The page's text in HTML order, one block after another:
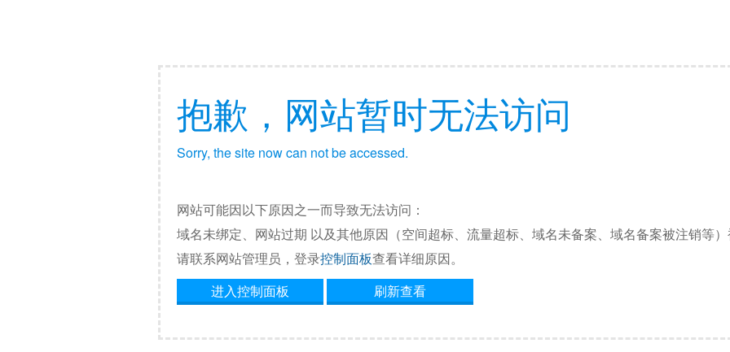
抱歉，网站暂时无法访问
Sorry, the site now can not be accessed.
网站可能因以下原因之一而导致无法访问：
域名未绑定、网站过期 以及其他原因（空间超标、流量超标、域名未备案、域名备案被注销等）
请联系网站管理员，登录控制面板查看详细原因。
进入控制面板
刷新查看